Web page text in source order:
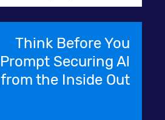
Think Before You
Prompt Securing Al
from the Inside Out|